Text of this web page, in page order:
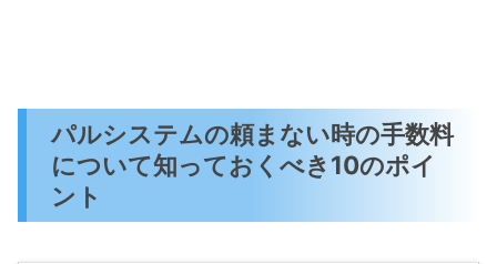
パルシステムの頼まない時の手数料
について知っておくべき10のポイ
ント